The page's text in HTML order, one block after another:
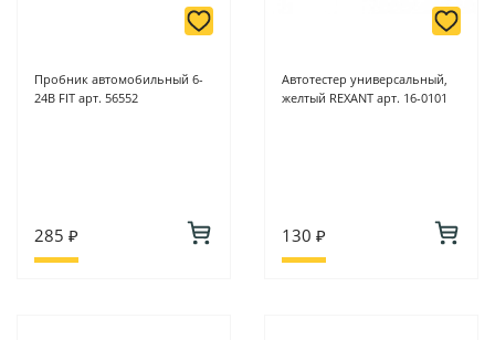
Пробник автомобильный 6-
24В FIT арт. 56552
285 ₽
Автотестер универсальный,
желтый REXANT арт. 16-0101
130 ₽